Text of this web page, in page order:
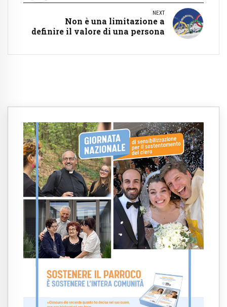
NEXT
Non è una limitazione a
definire il valore di una persona